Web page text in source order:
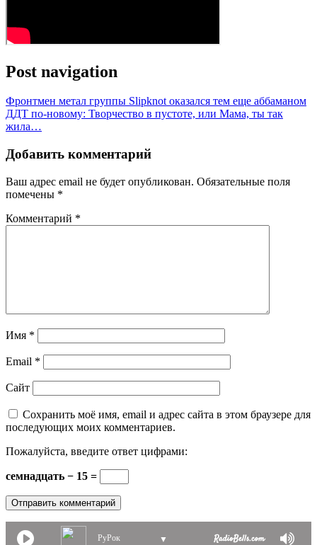
Post navigation
Фронтмен метал группы Slipknot оказался тем еще аббаманом
ДДТ по-новому: Творчество в пустоте, или Мама, ты так
жила…
Добавить комментарий
Ваш адрес email не будет опубликован. Обязательные поля
помечены *
Комментарий *
Имя *
Email *
Сайт
Сохранить моё имя, email и адрес сайта в этом браузере для
последующих моих комментариев.
Пожалуйста, введите ответ цифрами:
семнадцать − 15 =
РуРок ▼